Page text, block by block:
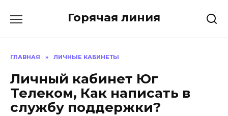
Горячая линия
ГЛАВНАЯ » ЛИЧНЫЕ КАБИНЕТЫ
Личный кабинет Юг
Телеком, Как написать в
службу поддержки?